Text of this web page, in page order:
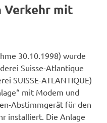
mit
30.10.1998) wurde
Suisse-Atlantique
SUISSE-ATLANTIQUE)
mit Modem und
Abstimmgerät für den
installiert. Die Anlage